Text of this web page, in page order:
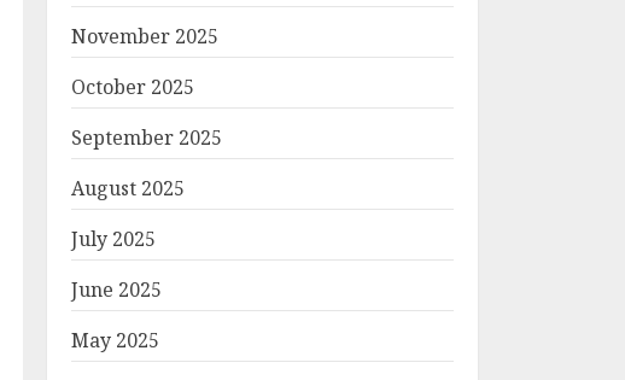
November 2025
October 2025
September 2025
August 2025
July 2025
June 2025
May 2025